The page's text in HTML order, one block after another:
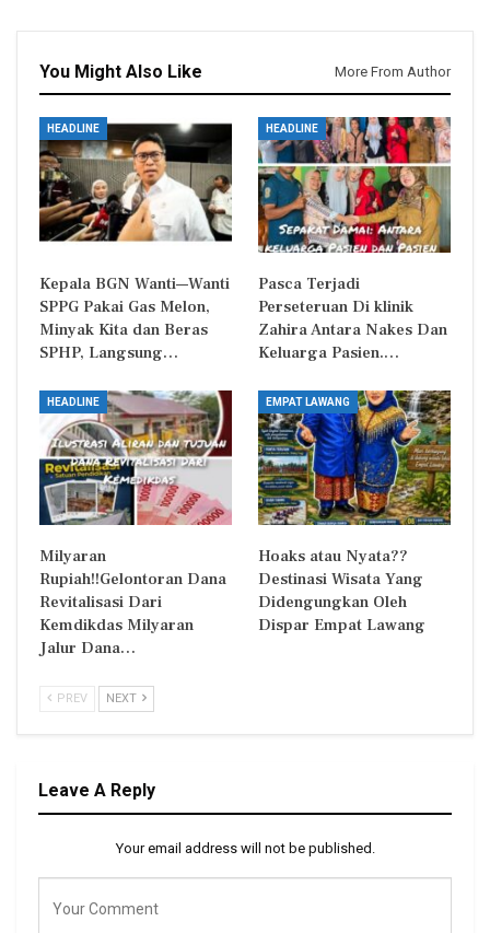
You Might Also Like More From Author
HEADLINE
Kepala BGN Wanti—Wanti
SPPG Pakai Gas Melon,
Minyak Kita dan Beras
SPHP, Langsung…
HEADLINE
Pasca Terjadi
Perseteruan Di klinik
Zahira Antara Nakes Dan
Keluarga Pasien.…
HEADLINE
Milyaran
Rupiah!!Gelontoran Dana
Revitalisasi Dari
Kemdikdas Milyaran
Jalur Dana…
EMPAT LAWANG
Hoaks atau Nyata??
Destinasi Wisata Yang
Didengungkan Oleh
Dispar Empat Lawang
PREV NEXT
Leave A Reply
Your email address will not be published.